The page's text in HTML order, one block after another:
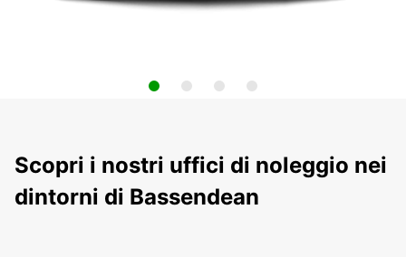
Scopri i nostri uffici di noleggio nei
dintorni di Bassendean